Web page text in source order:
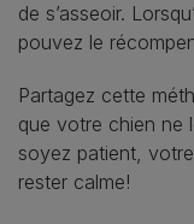
de s’asseoir.
pouvez le
Partagez cette
que votre chien ne
soyez patient,
rester calme!